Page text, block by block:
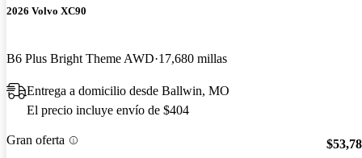
2026 Volvo XC90
B6 Plus Bright Theme AWD 17,680 millas
Entrega a domicilio desde Ballwin, MO
El precio incluye envío de $404
Gran oferta